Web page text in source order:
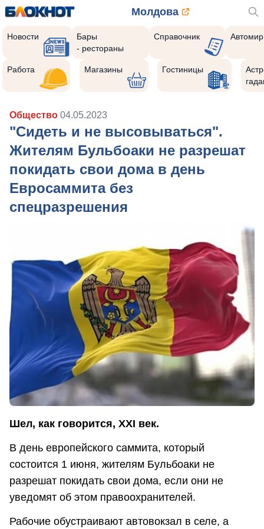
Молдова
Новости
Бары
- рестораны
Справочник Автомир
Работа Магазины Гостиницы
Общество 04.05.2023
"Сидеть и не высовываться".
Жителям Бульбоаки не разрешат
покидать свои дома в день
Евросаммита без
спецразрешения
Шел, как говорится, XXI век.
В день европейского саммита, который
состоится 1 июня, жителям Бульбоаки не
разрешат покидать свои дома, если они не
уведомят об этом правоохранителей.
Рабочие обустраивают автовокзал в селе, а